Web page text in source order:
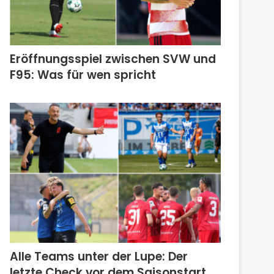
Eröffnungsspiel zwischen SVW und
F95: Was für wen spricht
Alle Teams unter der Lupe: Der